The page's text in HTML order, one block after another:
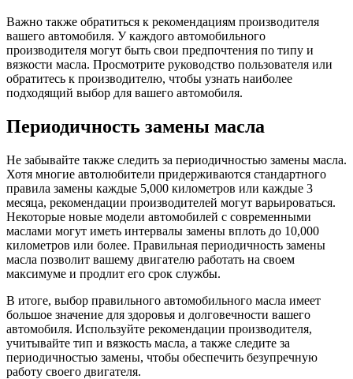
Важно также обратиться к рекомендациям производителя
вашего автомобиля. У каждого автомобильного
производителя могут быть свои предпочтения по типу и
вязкости масла. Просмотрите руководство пользователя или
обратитесь к производителю, чтобы узнать наиболее
подходящий выбор для вашего автомобиля.
Периодичность замены масла
Не забывайте также следить за периодичностью замены масла.
Хотя многие автолюбители придерживаются стандартного
правила замены каждые 5,000 километров или каждые 3
месяца, рекомендации производителей могут варьироваться.
Некоторые новые модели автомобилей с современными
маслами могут иметь интервалы замены вплоть до 10,000
километров или более. Правильная периодичность замены
масла позволит вашему двигателю работать на своем
максимуме и продлит его срок службы.
В итоге, выбор правильного автомобильного масла имеет
большое значение для здоровья и долговечности вашего
автомобиля. Используйте рекомендации производителя,
учитывайте тип и вязкость масла, а также следите за
периодичностью замены, чтобы обеспечить безупречную
работу своего двигателя.